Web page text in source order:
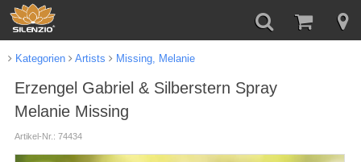
Kategorien Artists Missing, Melanie
Erzengel Gabriel & Silberstern Spray
Melanie Missing
Artikel-Nr.: 74434